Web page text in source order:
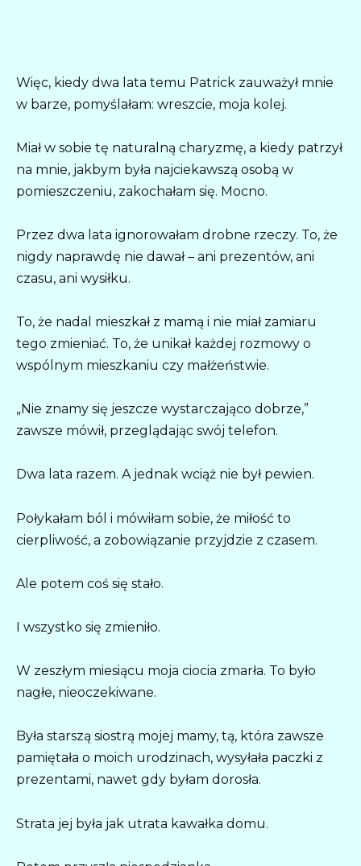
Więc, kiedy dwa lata temu Patrick zauważył mnie
w barze, pomyślałam: wreszcie, moja kolej.
Miał w sobie tę naturalną charyzmę, a kiedy patrzył
na mnie, jakbym była najciekawszą osobą w
pomieszczeniu, zakochałam się. Mocno.
Przez dwa lata ignorowałam drobne rzeczy. To, że
nigdy naprawdę nie dawał – ani prezentów, ani
czasu, ani wysiłku.
To, że nadal mieszkał z mamą i nie miał zamiaru
tego zmieniać. To, że unikał każdej rozmowy o
wspólnym mieszkaniu czy małżeństwie.
„Nie znamy się jeszcze wystarczająco dobrze,”
zawsze mówił, przeglądając swój telefon.
Dwa lata razem. A jednak wciąż nie był pewien.
Połykałam ból i mówiłam sobie, że miłość to
cierpliwość, a zobowiązanie przyjdzie z czasem.
Ale potem coś się stało.
I wszystko się zmieniło.
W zeszłym miesiącu moja ciocia zmarła. To było
nagłe, nieoczekiwane.
Była starszą siostrą mojej mamy, tą, która zawsze
pamiętała o moich urodzinach, wysyłała paczki z
prezentami, nawet gdy byłam dorosła.
Strata jej była jak utrata kawałka domu.